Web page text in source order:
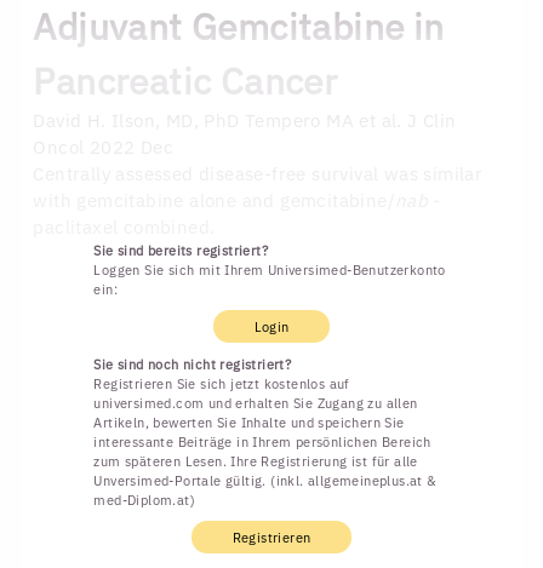
Adjuvant Gemcitabine in
Pancreatic Cancer
Sie sind bereits registriert?
Loggen Sie sich mit Ihrem Universimed-Benutzerkonto
ein:
Login
Sie sind noch nicht registriert?
Registrieren Sie sich jetzt kostenlos auf
universimed.com und erhalten Sie Zugang zu allen
Artikeln, bewerten Sie Inhalte und speichern Sie
interessante Beiträge in Ihrem persönlichen Bereich
zum späteren Lesen. Ihre Registrierung ist für alle
Unversimed-Portale gültig. (inkl. allgemeineplus.at &
med-Diplom.at)
Registrieren